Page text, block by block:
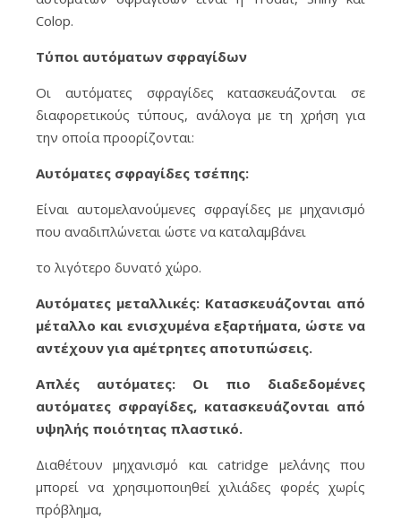
Colop.
Τύποι αυτόματων σφραγίδων
Οι αυτόματες σφραγίδες κατασκευάζονται σε
διαφορετικούς τύπους, ανάλογα με τη χρήση για
την οποία προορίζονται:
Αυτόματες σφραγίδες τσέπης:
Είναι αυτομελανούμενες σφραγίδες με μηχανισμό
που αναδιπλώνεται ώστε να καταλαμβάνει
το λιγότερο δυνατό χώρο.
Αυτόματες μεταλλικές: Κατασκευάζονται από
μέταλλο και ενισχυμένα εξαρτήματα, ώστε να
αντέχουν για αμέτρητες αποτυπώσεις.
Απλές αυτόματες: Οι πιο διαδεδομένες
αυτόματες σφραγίδες, κατασκευάζονται από
υψηλής ποιότητας πλαστικό.
Διαθέτουν μηχανισμό και catridge μελάνης που
μπορεί να χρησιμοποιηθεί χιλιάδες φορές χωρίς
πρόβλημα,